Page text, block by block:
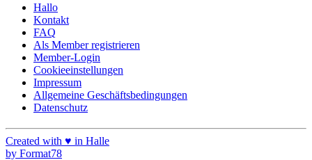
Hallo
Kontakt
FAQ
Als Member registrieren
Member-Login
Cookieeinstellungen
Impressum
Allgemeine Geschäftsbedingungen
Datenschutz
Created with ♥ in Halle
by Format78